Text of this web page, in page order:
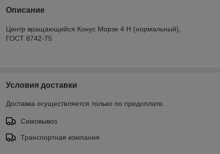
Описание
Центр вращающийся Конус Морзе 4 Н (нормальный),
ГОСТ 8742-75
Условия доставки
Доставка осуществляется только по предоплате.
Самовывоз
Транспортная компания